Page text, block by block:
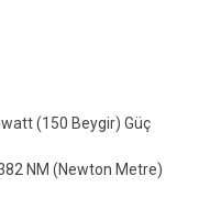
(150 Beygir) Güç
NM (Newton Metre)